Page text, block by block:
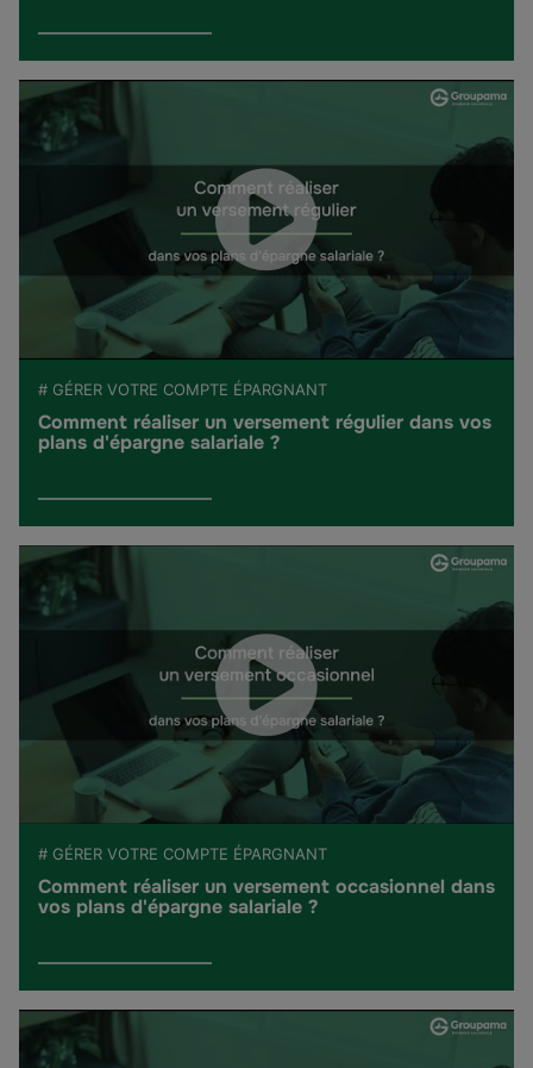
# GÉRER VOTRE COMPTE ÉPARGNANT
Comment réaliser un versement régulier dans vos
plans d'épargne salariale ?
# GÉRER VOTRE COMPTE ÉPARGNANT
Comment réaliser un versement occasionnel dans
vos plans d'épargne salariale ?